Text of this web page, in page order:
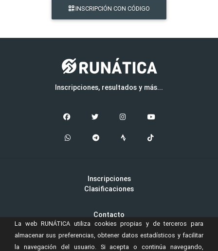
INSCRIPCIÓN CON CÓDIGO
Inscripciones, resultados y más...
Inscripciones
Clasificaciones
Contacto
Aviso Legal
Cookies
La web RUNÁTICA utiliza cookies propias y de terceros para
almacenar sus preferencias, obtener datos estadísticos y facilitar
la navegación del usuario. Si acepta o continúa navegando,